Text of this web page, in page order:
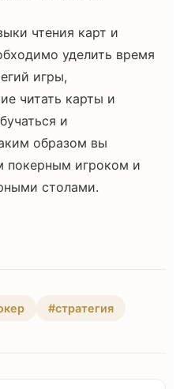
чтения карт и
уделить время
игры,
читать карты и
и
образом вы
покерным игроком и
столами.
#стратегия